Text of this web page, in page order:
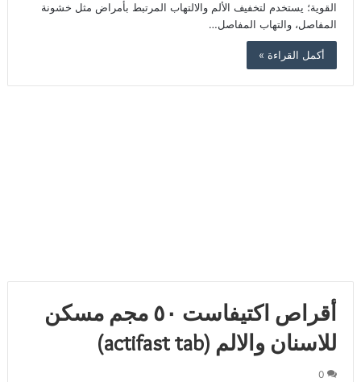
القوية؛ يستخدم لتخفيف الألم والالتهاب المرتبط بأمراض مثل خشونة
المفاصل، والتهاب المفاصل…
أكمل القراءة »
أقراص اكتيفاست ٥٠ مجم مسكن
للاسنان والالم (actifast tab)
0